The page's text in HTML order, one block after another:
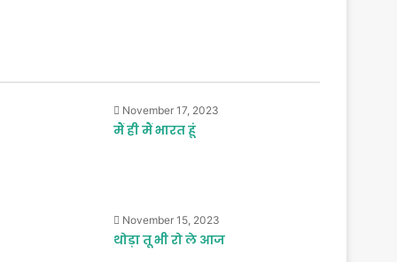
November 17, 2023
मैं ही मैं भारत हूं
November 15, 2023
थोड़ा तू भी रो ले आज